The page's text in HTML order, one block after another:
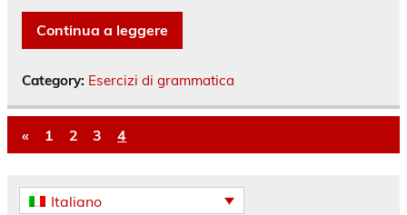
Continua a leggere
Category: Esercizi di grammatica
« 1 2 3 4
Italiano